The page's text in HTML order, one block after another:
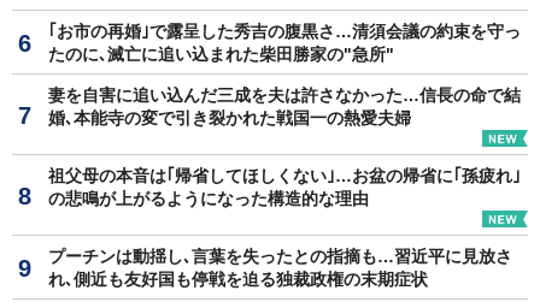
｢お市の再婚｣で露呈した秀吉の腹黒さ…清須会議の約束を守っ
たのに､滅亡に追い込まれた柴田勝家の"急所"
妻を自害に追い込んだ三成を夫は許さなかった…信長の命で結
婚､本能寺の変で引き裂かれた戦国一の熱愛夫婦
祖父母の本音は｢帰省してほしくない｣…お盆の帰省に｢孫疲れ｣
の悲鳴が上がるようになった構造的な理由
プーチンは動揺し､言葉を失ったとの指摘も…習近平に見放さ
れ､側近も友好国も停戦を迫る独裁政権の末期症状